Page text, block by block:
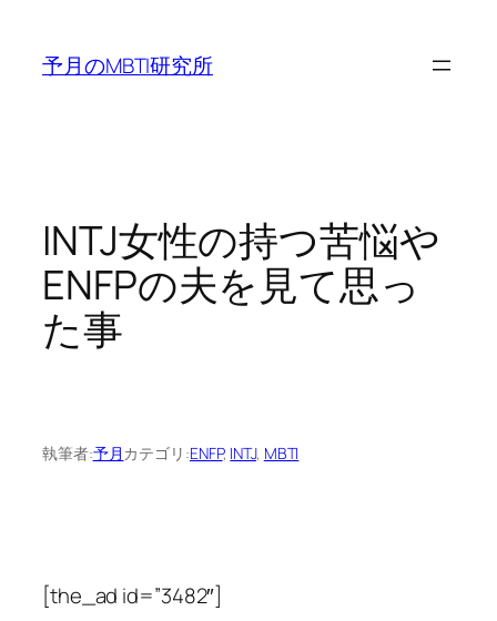
予月のMBTI研究所
INTJ女性の持つ苦悩や
ENFPの夫を見て思っ
た事
執筆者:予月 カテゴリ:ENFP, INTJ, MBTI
[the_ad id=”3482″]